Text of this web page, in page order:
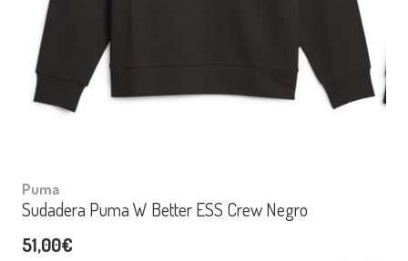
Puma
Sudadera Puma W Better ESS Crew Negro
51,00€